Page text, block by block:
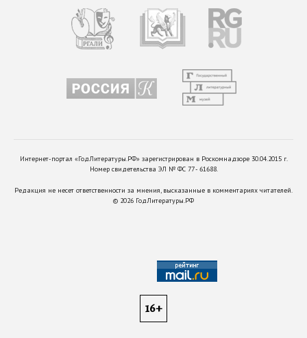
Интернет-портал «ГодЛитературы.РФ» зарегистрирован в Роскомнадзоре 30.04.2015 г.
Номер свидетельства ЭЛ № ФС 77 - 61688.
Редакция не несет ответственности за мнения, высказанные в комментариях читателей.
© 2026 ГодЛитературы.РФ
16+